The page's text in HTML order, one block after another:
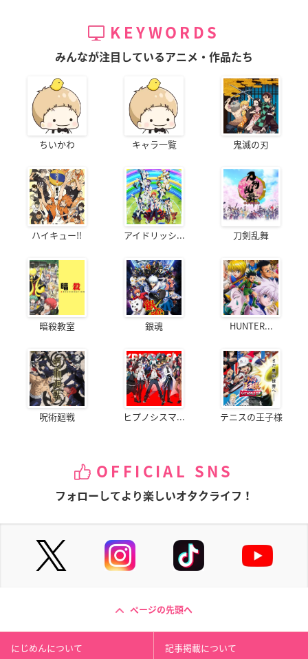
KEYWORDS
みんなが注目しているアニメ・作品たち
ちいかわ キャラ一覧 鬼滅の刃
ハイキュー!! アイドリッシ... 刀剣乱舞
暗殺教室 銀魂 HUNTER...
呪術廻戦 ヒプノシスマ... テニスの王子様
OFFICIAL SNS
フォローしてより楽しいオタクライフ！
ページの先頭へ
にじめんについて 記事掲載について